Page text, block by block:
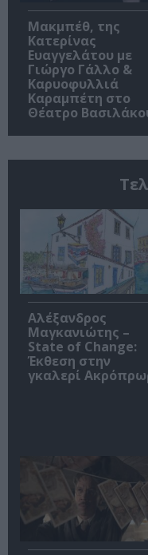
Μακμπέθ, της
Κατερίνας
Ευαγγελάτου με
Γιώργο Γάλλο &
Καρυοφυλλιά
Καραμπέτη στο
Θέατρο
Αλέξανδρος
Μαγκανιώτης –
State of Change:
Έκθεση στην
γκαλερί